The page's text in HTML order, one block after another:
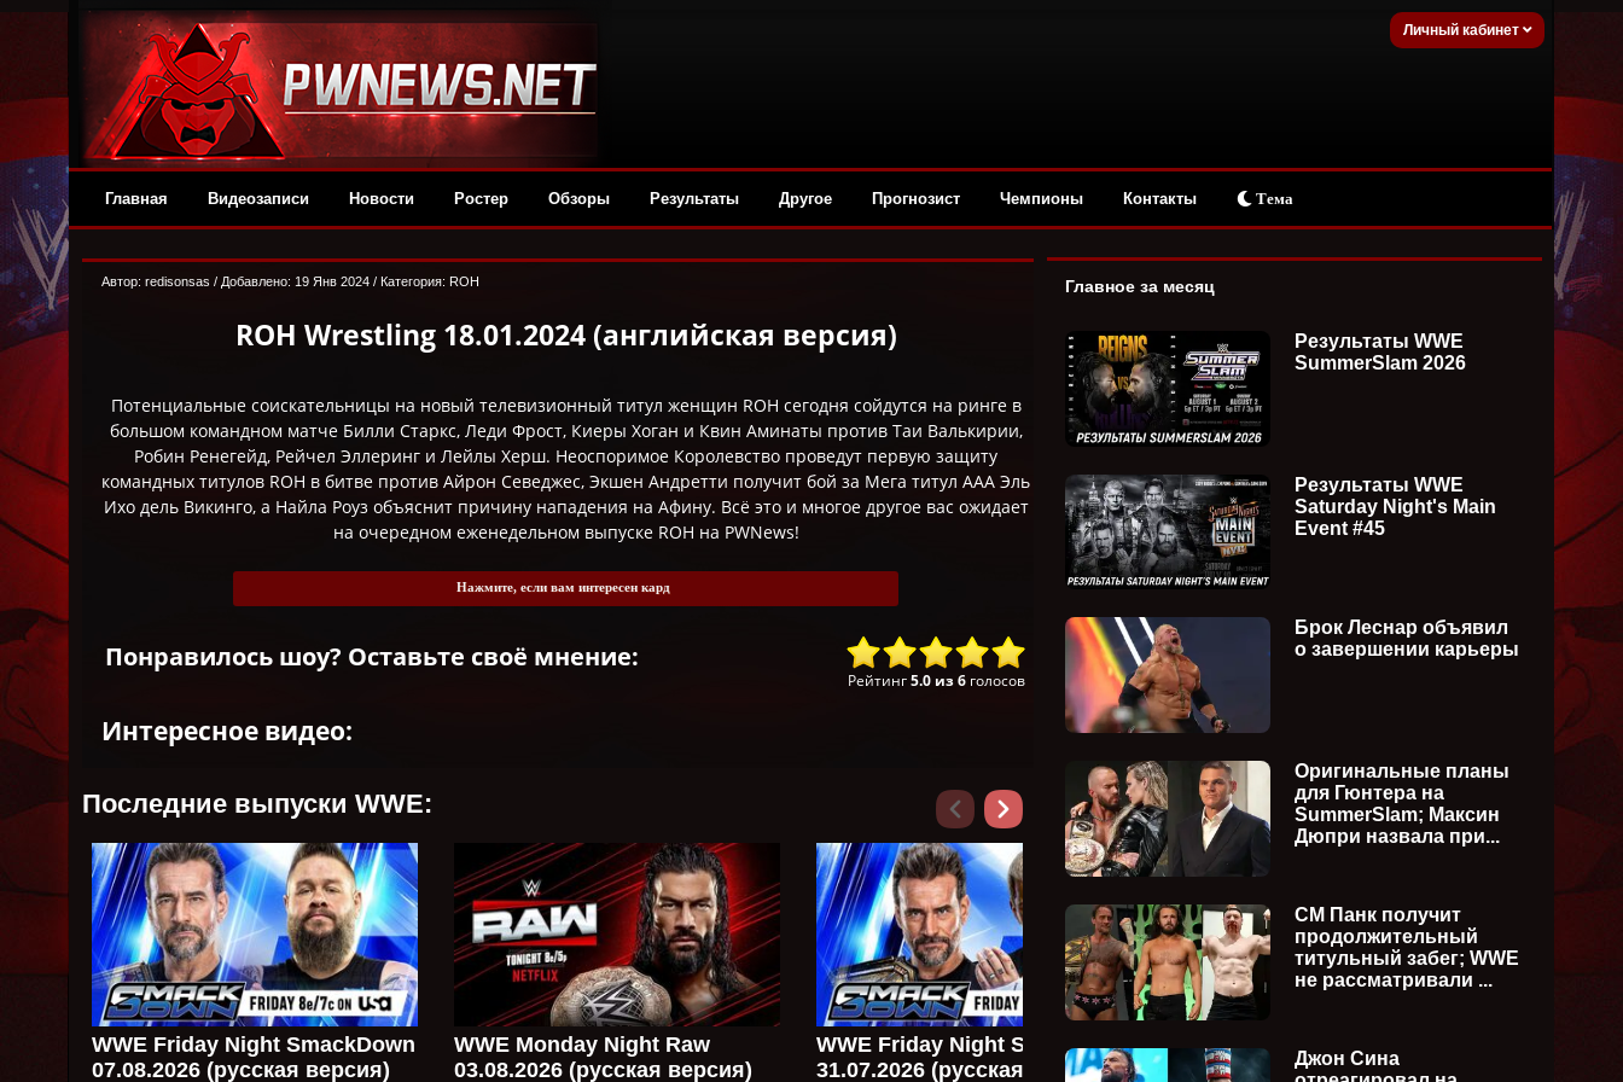
Личный кабинет
Главная Видеозаписи Новости Ростер Обзоры Результаты Другое Прогнозист Чемпионы Контакты Тема
Автор: redisonsas / Добавлено: 19 Янв 2024 / Категория: ROH
ROH Wrestling 18.01.2024 (английская версия)
Потенциальные соискательницы на новый телевизионный титул женщин ROH сегодня сойдутся на ринге в
большом командном матче Билли Старкс, Леди Фрост, Киеры Хоган и Квин Аминаты против Таи Валькирии,
Робин Ренегейд, Рейчел Эллеринг и Лейлы Херш. Неоспоримое Королевство проведут первую защиту
командных титулов ROH в битве против Айрон Севеджес, Экшен Андретти получит бой за Мега титул ААА Эль
Ихо дель Викинго, а Найла Роуз объяснит причину нападения на Афину. Всё это и многое другое вас ожидает
на очередном еженедельном выпуске ROH на PWNews!
Нажмите, если вам интересен кард
Понравилось шоу? Оставьте своё мнение:
Рейтинг5.0 из 6голосов
Интересное видео:
Последние выпуски WWE:
WWE Friday Night SmackDown
07.08.2026 (русская версия)
WWE Monday Night Raw
03.08.2026 (русская версия)
WWE Friday Night SmackDown
31.07.2026 (русская версия)
WWE Monday Night Raw
27.07.2026 (русская версия)
Главное за месяц
Результаты WWE
SummerSlam 2026
Результаты WWE
Saturday Night's Main
Event #45
Брок Леснар объявил
о завершении карьеры
Оригинальные планы
для Гюнтера на
SummerSlam; Максин
Дюпри назвала при...
СМ Панк получит
продолжительный
титульный забег; WWE
не рассматривали ...
Джон Сина